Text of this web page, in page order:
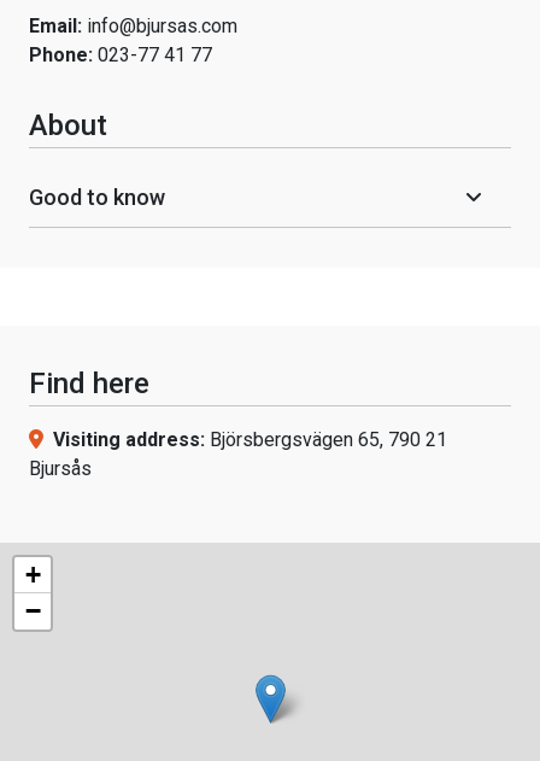
Email: info@bjursas.com
Phone: 023-77 41 77
About
Good to know
Find here
Visiting address: Björsbergsvägen 65, 790 21
Bjursås
+
−